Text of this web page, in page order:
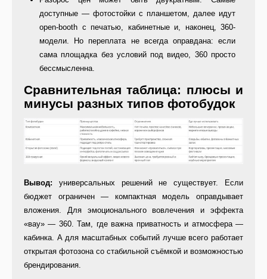
доступные — фотостойки с планшетом, далее идут
open-booth с печатью, кабинетные и, наконец, 360-
модели. Но переплата не всегда оправдана: если
сама площадка без условий под видео, 360 просто
бессмысленна.
Сравнительная таблица: плюсы и
минусы разных типов фотобудок
Вывод: универсальных решений не существует. Если
бюджет ограничен — компактная модель оправдывает
вложения. Для эмоционального вовлечения и эффекта
«вау» — 360. Там, где важна приватность и атмосфера —
кабинка. А для масштабных событий лучше всего работает
открытая фотозона со стабильной съёмкой и возможностью
брендирования.